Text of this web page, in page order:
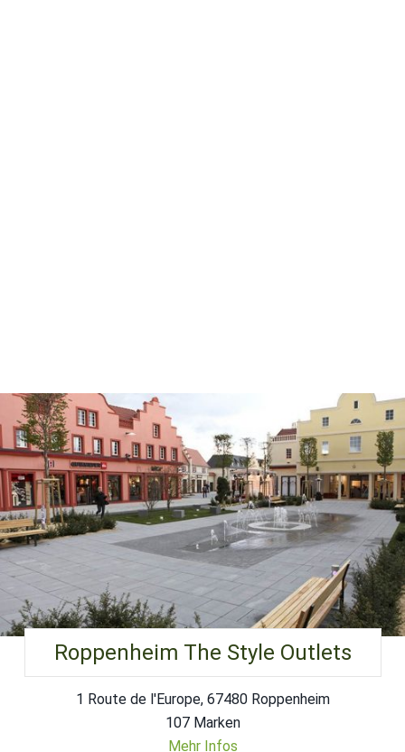
Roppenheim The Style Outlets
1 Route de l'Europe, 67480 Roppenheim
107 Marken
Mehr Infos